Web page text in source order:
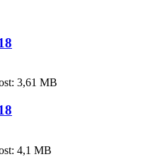
3,61 MB
4,1 MB